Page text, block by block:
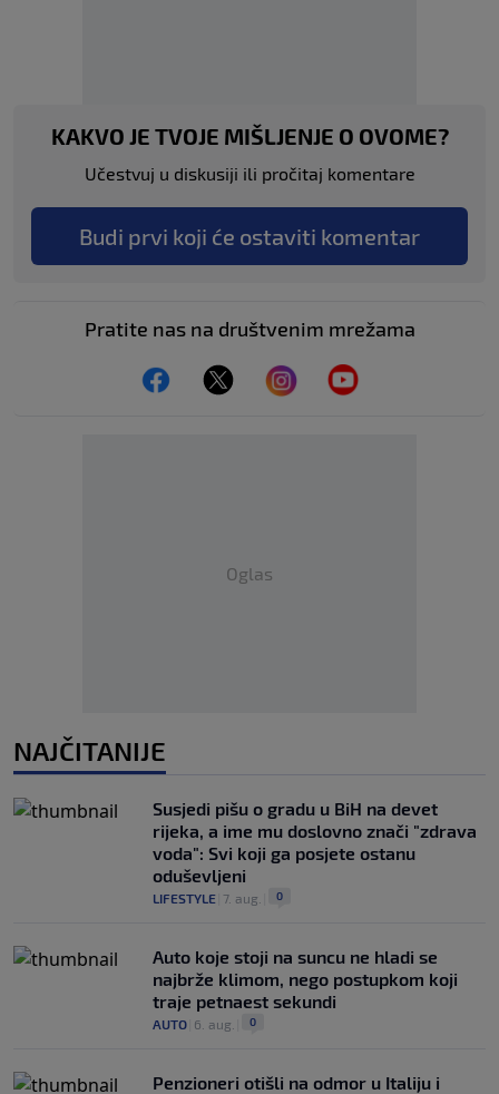
KAKVO JE TVOJE MIŠLJENJE O OVOME?
Učestvuj u diskusiji ili pročitaj komentare
Budi prvi koji će ostaviti komentar
Pratite nas na društvenim mrežama
Oglas
NAJČITANIJE
Susjedi pišu o gradu u BiH na devet
rijeka, a ime mu doslovno znači "zdrava
voda": Svi koji ga posjete ostanu
oduševljeni
LIFESTYLE 7. aug. 0
Auto koje stoji na suncu ne hladi se
najbrže klimom, nego postupkom koji
traje petnaest sekundi
AUTO 6. aug. 0
Penzioneri otišli na odmor u Italiju i